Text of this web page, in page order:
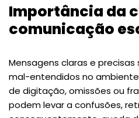
Importância da
comunicação
Mensagens claras e
mal-entendidos no
de digitação, omissões ou
podem levar a confusões,